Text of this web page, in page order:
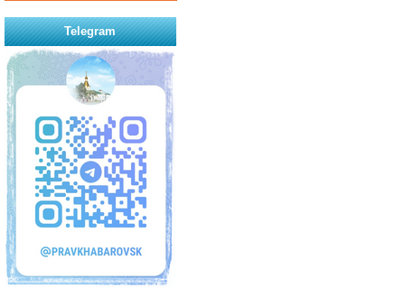
Telegram